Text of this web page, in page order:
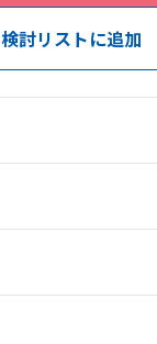
検討リストに追加